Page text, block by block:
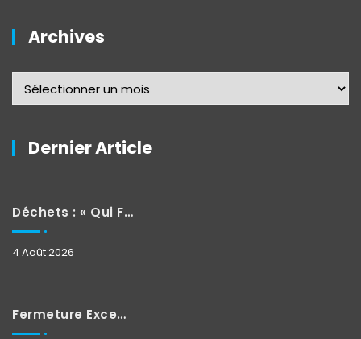
Archives
Dernier Article
Déchets : « Qui Fait Quoi »
4 Août 2026
Fermeture Exceptionnelle